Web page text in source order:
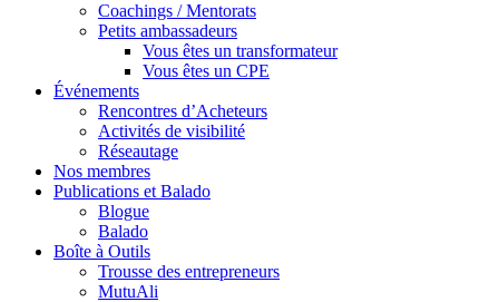
Coachings / Mentorats
Petits ambassadeurs
Vous êtes un transformateur
Vous êtes un CPE
Événements
Rencontres d’Acheteurs
Activités de visibilité
Réseautage
Nos membres
Publications et Balado
Blogue
Balado
Boîte à Outils
Trousse des entrepreneurs
MutuAli